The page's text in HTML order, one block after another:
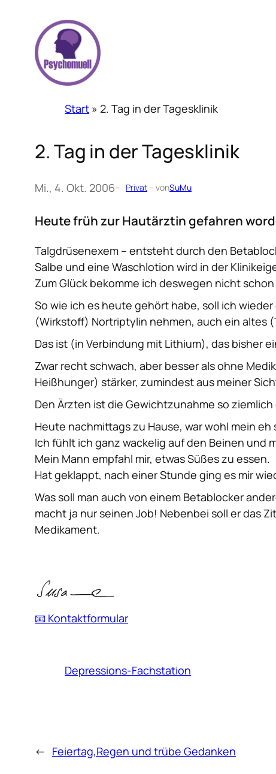
springen
Start » 2. Tag in der Tagesklinik
2. Tag in der Tagesklinik
Mi., 4. Okt. 2006– Privat – vonSuMu
Heute früh zur Hautärztin gefahren
Talgdrüsenexem – entsteht durch den
Salbe und eine Waschlotion wird in der
Zum Glück bekomme ich deswegen nicht
So wie ich es heute gehört habe, soll ich wieder
(Wirkstoff) Nortriptylin nehmen, auch ein altes
Das ist (in Verbindung mit Lithium), das bisher
Zwar recht schwach, aber besser als ohne
Heißhunger) stärker, zumindest aus meiner
Den Ärzten ist die Gewichtzunahme so
Heute nachmittags zu Hause, war wohl mein
Ich fühlt ich ganz wackelig auf den Beinen und
Mein Mann empfahl mir, etwas Süßes zu essen.
Hat geklappt, nach einer Stunde ging es mir
Was soll man auch von einem Betablocker
macht ja nur seinen Job! Nebenbei soll er das
Medikament.
📧 Kontaktformular
Depressions-Fachstation
← Feiertag,Regen und trübe Gedanken